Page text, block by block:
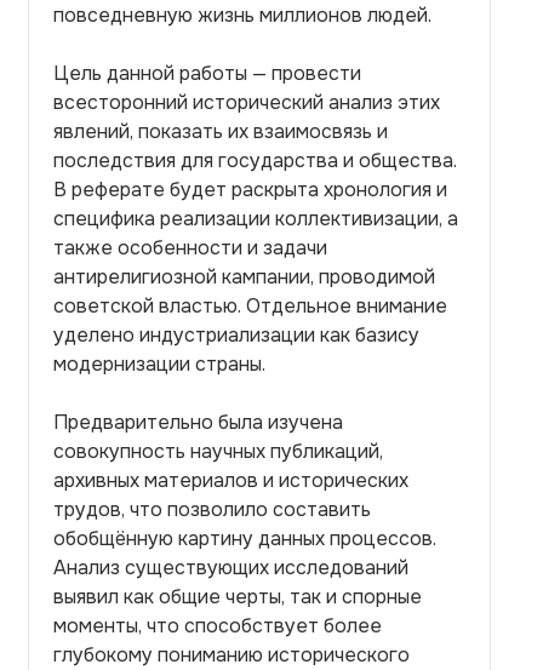
повседневную жизнь миллионов людей.
Цель данной работы — провести
всесторонний исторический анализ этих
явлений, показать их взаимосвязь и
последствия для государства и общества.
В реферате будет раскрыта хронология и
специфика реализации коллективизации, а
также особенности и задачи
антирелигиозной кампании, проводимой
советской властью. Отдельное внимание
уделено индустриализации как базису
модернизации страны.
Предварительно была изучена
совокупность научных публикаций,
архивных материалов и исторических
трудов, что позволило составить
обобщённую картину данных процессов.
Анализ существующих исследований
выявил как общие черты, так и спорные
моменты, что способствует более
глубокому пониманию исторического